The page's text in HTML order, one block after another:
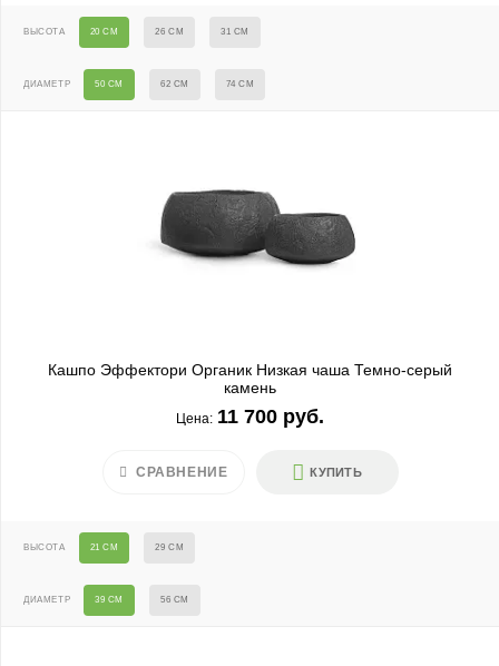
ВЫСОТА 20 СМ 26 СМ 31 СМ
ДИАМЕТР 50 СМ 62 СМ 74 СМ
Кашпо Эффектори Органик Низкая чаша Темно-серый
камень
Цена: 11 700 руб.
КУПИТЬ
СРАВНЕНИЕ
ВЫСОТА 21 СМ 29 СМ
ДИАМЕТР 39 СМ 56 СМ